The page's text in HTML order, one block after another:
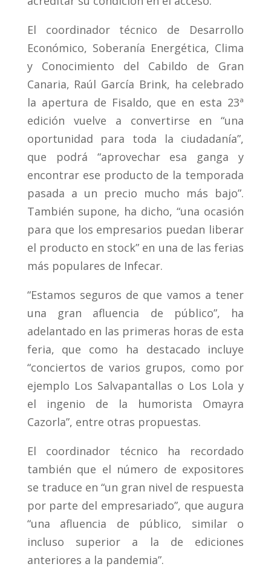
El coordinador técnico de Desarrollo
Económico, Soberanía Energética, Clima
y Conocimiento del Cabildo de Gran
Canaria, Raúl García Brink, ha celebrado
la apertura de Fisaldo, que en esta 23ª
edición vuelve a convertirse en “una
oportunidad para toda la ciudadanía”,
que podrá “aprovechar esa ganga y
encontrar ese producto de la temporada
pasada a un precio mucho más bajo”.
También supone, ha dicho, “una ocasión
para que los empresarios puedan liberar
el producto en stock” en una de las ferias
más populares de Infecar.
“Estamos seguros de que vamos a tener
una gran afluencia de público”, ha
adelantado en las primeras horas de esta
feria, que como ha destacado incluye
“conciertos de varios grupos, como por
ejemplo Los Salvapantallas o Los Lola y
el ingenio de la humorista Omayra
Cazorla”, entre otras propuestas.
El coordinador técnico ha recordado
también que el número de expositores
se traduce en “un gran nivel de respuesta
por parte del empresariado”, que augura
“una afluencia de público, similar o
incluso superior a la de ediciones
anteriores a la pandemia”.